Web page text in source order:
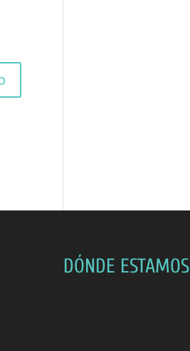
DÓNDE ESTAMOS